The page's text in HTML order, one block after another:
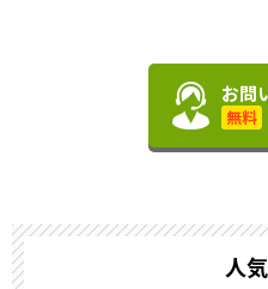
お問
無料
人